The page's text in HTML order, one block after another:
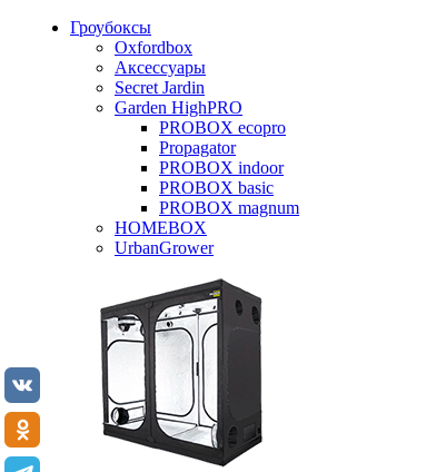
Гроубоксы
Oxfordbox
Аксессуары
Secret Jardin
Garden HighPRO
PROBOX ecopro
Propagator
PROBOX indoor
PROBOX basic
PROBOX magnum
HOMEBOX
UrbanGrower